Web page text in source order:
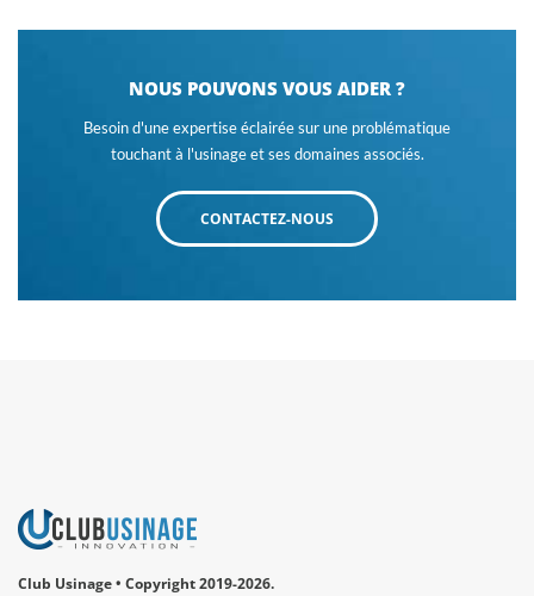
NOUS POUVONS VOUS AIDER ?
Besoin d'une expertise éclairée sur une problématique
touchant à l'usinage et ses domaines associés.
CONTACTEZ-NOUS
Club Usinage • Copyright 2019-2026.